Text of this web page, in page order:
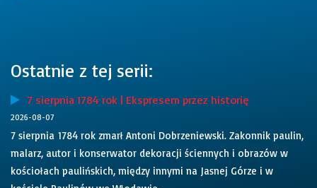
Ostatnie z tej serii:
7 sierpnia 1784 rok | Ekspresem przez historię
2026-08-07
7 sierpnia 1784 rok zmarł Antoni Dobrzeniewski. Zakonnik paulin,
malarz, autor i konserwator dekoracji ściennych i obrazów w
kościołach paulińskich, między innymi na Jasnej Górze i w